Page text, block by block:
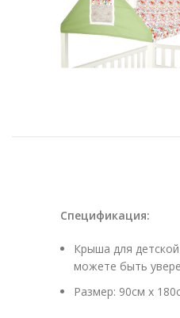
Спецификация:
Крыша для
можете быть
Размер: 90см х